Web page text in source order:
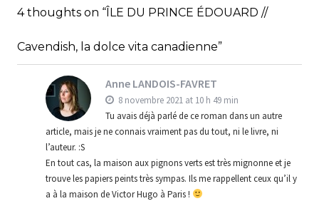
Blog,Bons plans
4 thoughts on “ÎLE DU PRINCE ÉDOUARD //
Cavendish, la dolce vita canadienne”
Anne LANDOIS-FAVRET
8 novembre 2021 at 10 h 49 min
Tu avais déjà parlé de ce roman dans un autre
article, mais je ne connais vraiment pas du tout, ni le livre, ni
l’auteur. :S
En tout cas, la maison aux pignons verts est très mignonne et je
trouve les papiers peints très sympas. Ils me rappellent ceux qu’il y
a à la maison de Victor Hugo à Paris !